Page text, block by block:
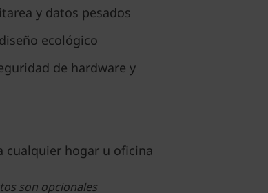
y datos pesados
ecológico
de hardware y
cualquier hogar u oficina
son opcionales